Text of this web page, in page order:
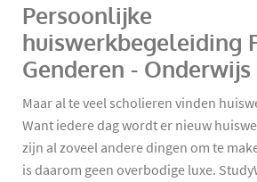
Persoonlijke
huiswerkbegeleiding
Genderen -
Maar al te veel scholieren vinden
Want iedere dag wordt er nieuw
zijn al zoveel andere dingen om te
is daarom geen overbodige luxe.